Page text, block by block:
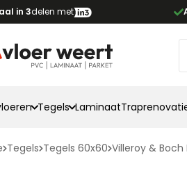
in 3delen met
Tegels Laminaat
Tegels Tegels 60x60 Villeroy & Boch